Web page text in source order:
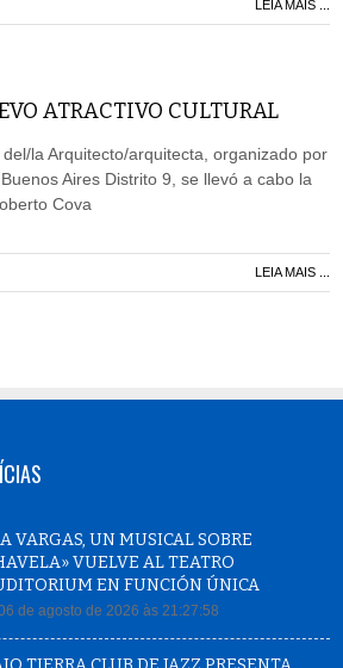
LEIA MAIS ...
ATRACTIVO CULTURAL
la Arquitecto/arquitecta, organizado por
Aires Distrito 9, se llevó a cabo la
Cova
LEIA MAIS ...
VARGAS, UN MUSICAL SOBRE
VUELVE AL TEATRO
EN FUNCIÓN ÚNICA
de agosto de 2026 às 21:27:58